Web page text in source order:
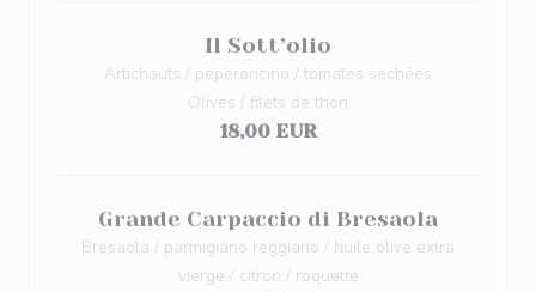
Il Sott’olio
Artichauts / peperoncino / tomates séchées
Olives / filets de thon
18,00 EUR
Grande Carpaccio di Bresaola
Bresaola / parmigiano reggiano / huile olive extra
vierge / citron / roquette